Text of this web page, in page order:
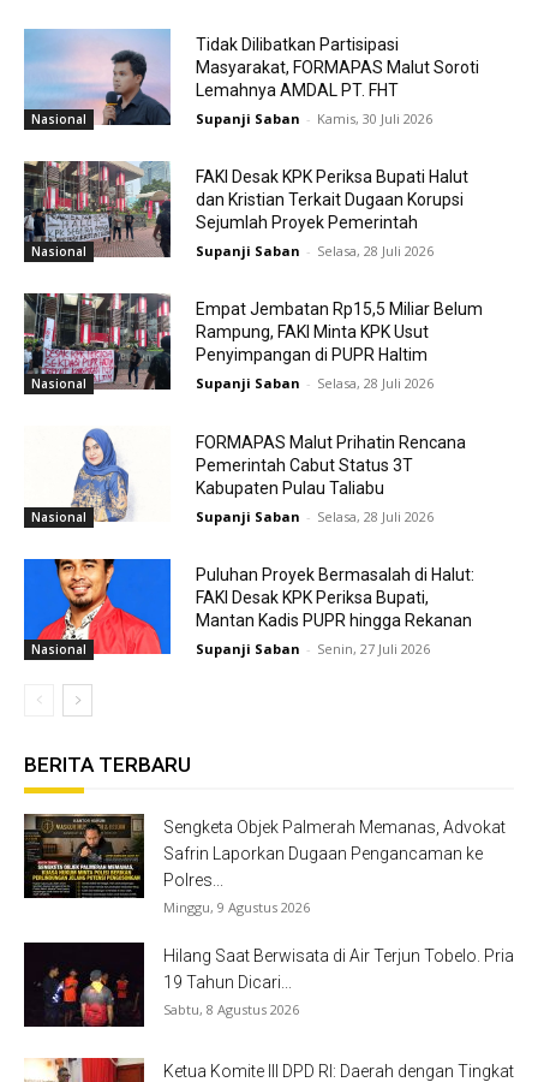
Nasional
Tidak Dilibatkan Partisipasi
Masyarakat, FORMAPAS Malut Soroti
Lemahnya AMDAL PT. FHT
Supanji Saban - Kamis, 30 Juli 2026
Nasional
FAKI Desak KPK Periksa Bupati Halut
dan Kristian Terkait Dugaan Korupsi
Sejumlah Proyek Pemerintah
Supanji Saban - Selasa, 28 Juli 2026
Nasional
Empat Jembatan Rp15,5 Miliar Belum
Rampung, FAKI Minta KPK Usut
Penyimpangan di PUPR Haltim
Supanji Saban - Selasa, 28 Juli 2026
Nasional
FORMAPAS Malut Prihatin Rencana
Pemerintah Cabut Status 3T
Kabupaten Pulau Taliabu
Supanji Saban - Selasa, 28 Juli 2026
Nasional
Puluhan Proyek Bermasalah di Halut:
FAKI Desak KPK Periksa Bupati,
Mantan Kadis PUPR hingga Rekanan
Supanji Saban - Senin, 27 Juli 2026
BERITA TERBARU
Sengketa Objek Palmerah Memanas, Advokat
Safrin Laporkan Dugaan Pengancaman ke
Polres...
Minggu, 9 Agustus 2026
Hilang Saat Berwisata di Air Terjun Tobelo. Pria
19 Tahun Dicari...
Sabtu, 8 Agustus 2026
Ketua Komite III DPD RI: Daerah dengan Tingkat